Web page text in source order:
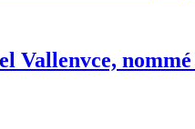
Vallenvce,